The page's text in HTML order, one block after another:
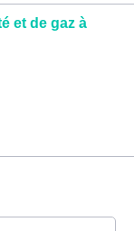
et de gaz à